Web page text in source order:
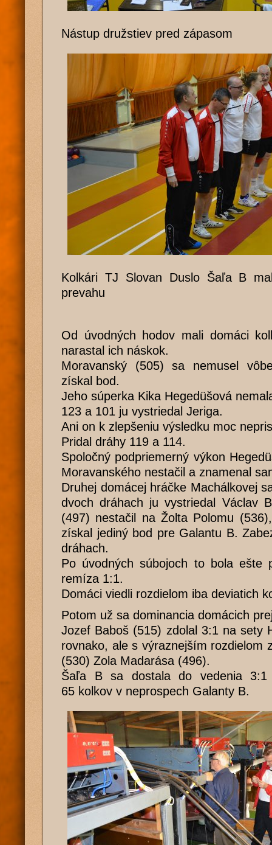
Nástup družstiev pred zápasom
Kolkári TJ Slovan Duslo Šaľa B
prevahu
Od úvodných hodov mali domáci
narastal ich náskok.
Moravanský (505) sa nemusel
získal bod.
Jeho súperka Kika Hegedüšová
123 a 101 ju vystriedal Jeriga.
Ani on k zlepšeniu výsledku moc
Pridal dráhy 119 a 114.
Spoločný podpriemerný výkon
Moravanského nestačil a znamenal
Druhej domácej hráčke Machálkovej
dvoch dráhach ju vystriedal Václav
(497) nestačil na Žolta Polomu
získal jediný bod pre Galantu B.
dráhach.
Po úvodných súbojoch to bola ešte
remíza 1:1.
Domáci viedli rozdielom iba deviatich
Potom už sa dominancia domácich
Jozef Baboš (515) zdolal 3:1 na sety
rovnako, ale s výraznejším rozdielom
(530) Zola Madarása (496).
Šaľa B sa dostala do vedenia
65 kolkov v neprospech Galanty B.